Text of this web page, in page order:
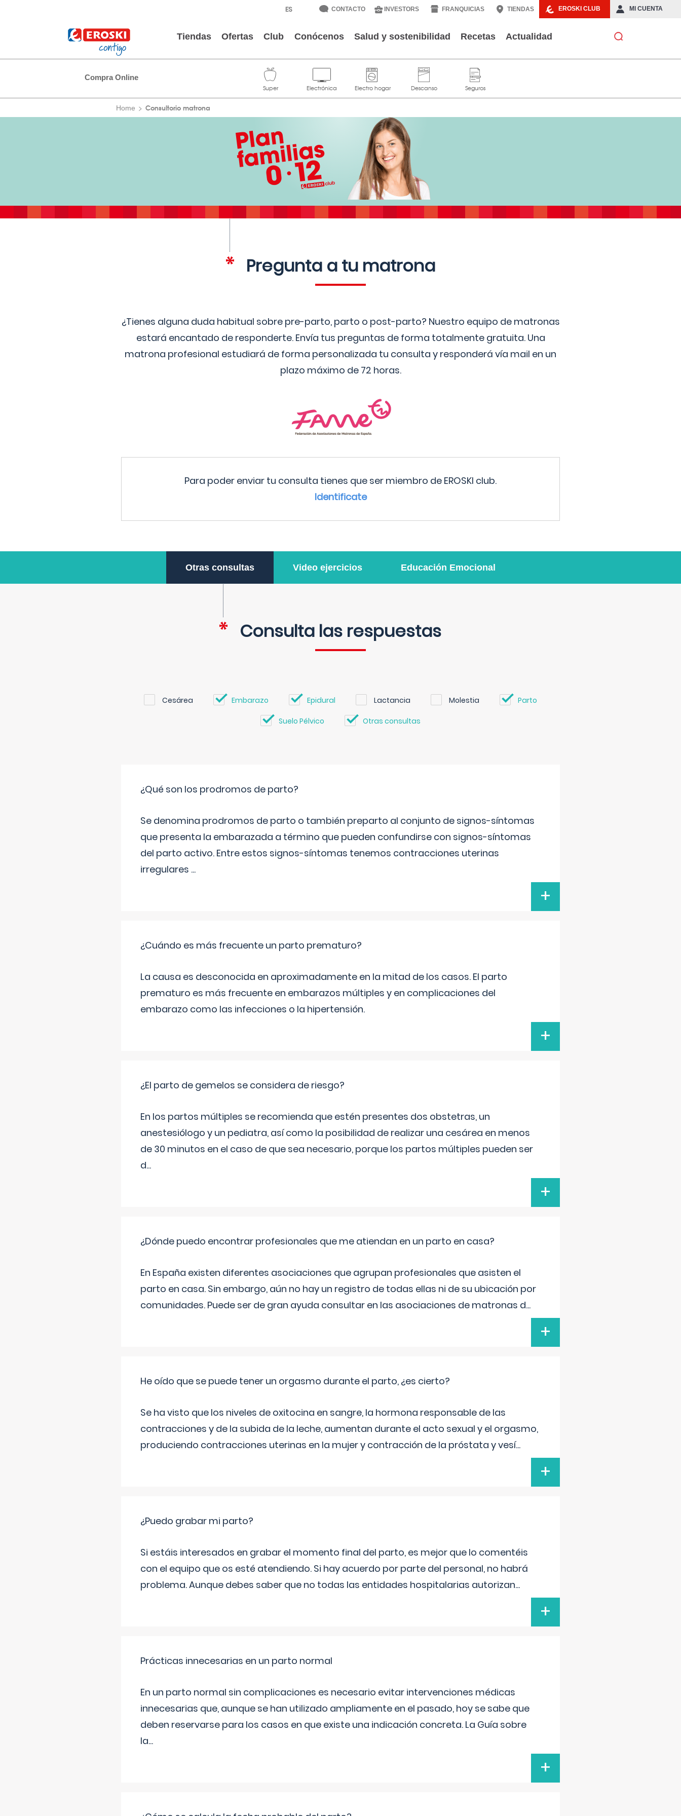
EROSKI CLUB MI CUENTA
CONTACTO INVESTORS FRANQUICIAS TIENDAS
Tiendas Ofertas Club Conócenos Salud y sostenibilidad Recetas Actualidad
Compra Online
Home Consultorio matrona
Pregunta a tu matrona
¿Tienes alguna duda habitual sobre pre-parto, parto o post-parto? Nuestro equipo de matronas
estará encantado de responderte. Envía tus preguntas de forma totalmente gratuita. Una
matrona profesional estudiará de forma personalizada tu consulta y responderá vía mail en un
plazo máximo de 72 horas.
Para poder enviar tu consulta tienes que ser miembro de EROSKI club.
Identificate
Otras consultas Video ejercicios Educación Emocional
Consulta las respuestas
Cesárea Embarazo Epidural Lactancia Molestia Parto
Suelo Pélvico Otras consultas
¿Qué son los prodromos de parto?
Se denomina prodromos de parto o también preparto al conjunto de signos-síntomas
que presenta la embarazada a término que pueden confundirse con signos-síntomas
del parto activo. Entre estos signos-síntomas tenemos contracciones uterinas
irregulares ...
+
¿Cuándo es más frecuente un parto prematuro?
La causa es desconocida en aproximadamente en la mitad de los casos. El parto
prematuro es más frecuente en embarazos múltiples y en complicaciones del
embarazo como las infecciones o la hipertensión.
+
¿El parto de gemelos se considera de riesgo?
En los partos múltiples se recomienda que estén presentes dos obstetras, un
anestesiólogo y un pediatra, así como la posibilidad de realizar una cesárea en menos
de 30 minutos en el caso de que sea necesario, porque los partos múltiples pueden ser
d...
+
¿Dónde puedo encontrar profesionales que me atiendan en un parto en casa?
En España existen diferentes asociaciones que agrupan profesionales que asisten el
parto en casa. Sin embargo, aún no hay un registro de todas ellas ni de su ubicación por
comunidades. Puede ser de gran ayuda consultar en las asociaciones de matronas d...
+
He oído que se puede tener un orgasmo durante el parto, ¿es cierto?
Se ha visto que los niveles de oxitocina en sangre, la hormona responsable de las
contracciones y de la subida de la leche, aumentan durante el acto sexual y el orgasmo,
produciendo contracciones uterinas en la mujer y contracción de la próstata y vesí...
+
¿Puedo grabar mi parto?
Si estáis interesados en grabar el momento final del parto, es mejor que lo comentéis
con el equipo que os esté atendiendo. Si hay acuerdo por parte del personal, no habrá
problema. Aunque debes saber que no todas las entidades hospitalarias autorizan...
+
Prácticas innecesarias en un parto normal
En un parto normal sin complicaciones es necesario evitar intervenciones médicas
innecesarias que, aunque se han utilizado ampliamente en el pasado, hoy se sabe que
deben reservarse para los casos en que existe una indicación concreta. La Guía sobre
la...
+